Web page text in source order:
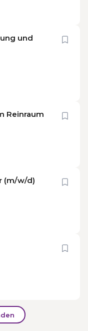
und
Reinraum
(m/w/d)